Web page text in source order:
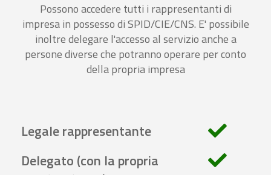
Possono accedere tutti i rappresentanti di
impresa in possesso di SPID/CIE/CNS. E' possibile
inoltre delegare l'accesso al servizio anche a
persone diverse che potranno operare per conto
della propria impresa
Legale rappresentante
Delegato (con la propria